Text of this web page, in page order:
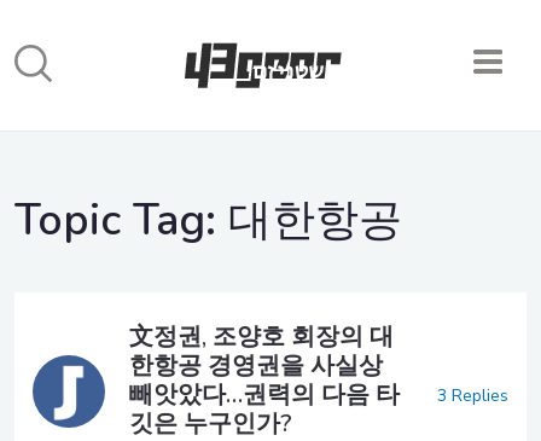
Topic Tag: 대한항공
文정권, 조양호 회장의 대
한항공 경영권을 사실상
빼앗았다…권력의 다음 타
깃은 누구인가?
3 Replies